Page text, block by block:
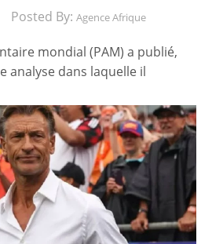
Posted By: Agence Afrique
mondial (PAM) a publié,
analyse dans laquelle il